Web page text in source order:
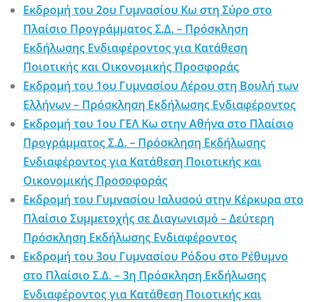
Εκδρομή του 2ου Γυμνασίου Κω στη Σύρο στο
Πλαίσιο Προγράμματος Σ.Δ. – Πρόσκληση
Εκδήλωσης Ενδιαφέροντος για Κατάθεση
Ποιοτικής και Οικονομικής Προσφοράς
Εκδρομή του 1ου Γυμνασίου Λέρου στη Βουλή των
Ελλήνων – Πρόσκληση Εκδήλωσης Ενδιαφέροντος
Εκδρομή του 1ου ΓΕΛ Κω στην Αθήνα στο Πλαίσιο
Προγράμματος Σ.Δ. – Πρόσκληση Εκδήλωσης
Ενδιαφέροντος για Κατάθεση Ποιοτικής και
Οικονομικής Προσοφοράς
Εκδρομή του Γυμνασίου Ιαλυσού στην Κέρκυρα στο
Πλαίσιο Συμμετοχής σε Διαγωνισμό – Δεύτερη
Πρόσκληση Εκδήλωσης Ενδιαφέροντος
Εκδρομή του 3ου Γυμνασίου Ρόδου στο Ρέθυμνο
στο Πλαίσιο Σ.Δ. – 3η Πρόσκληση Εκδήλωσης
Ενδιαφέροντος για Κατάθεση Ποιοτικής και